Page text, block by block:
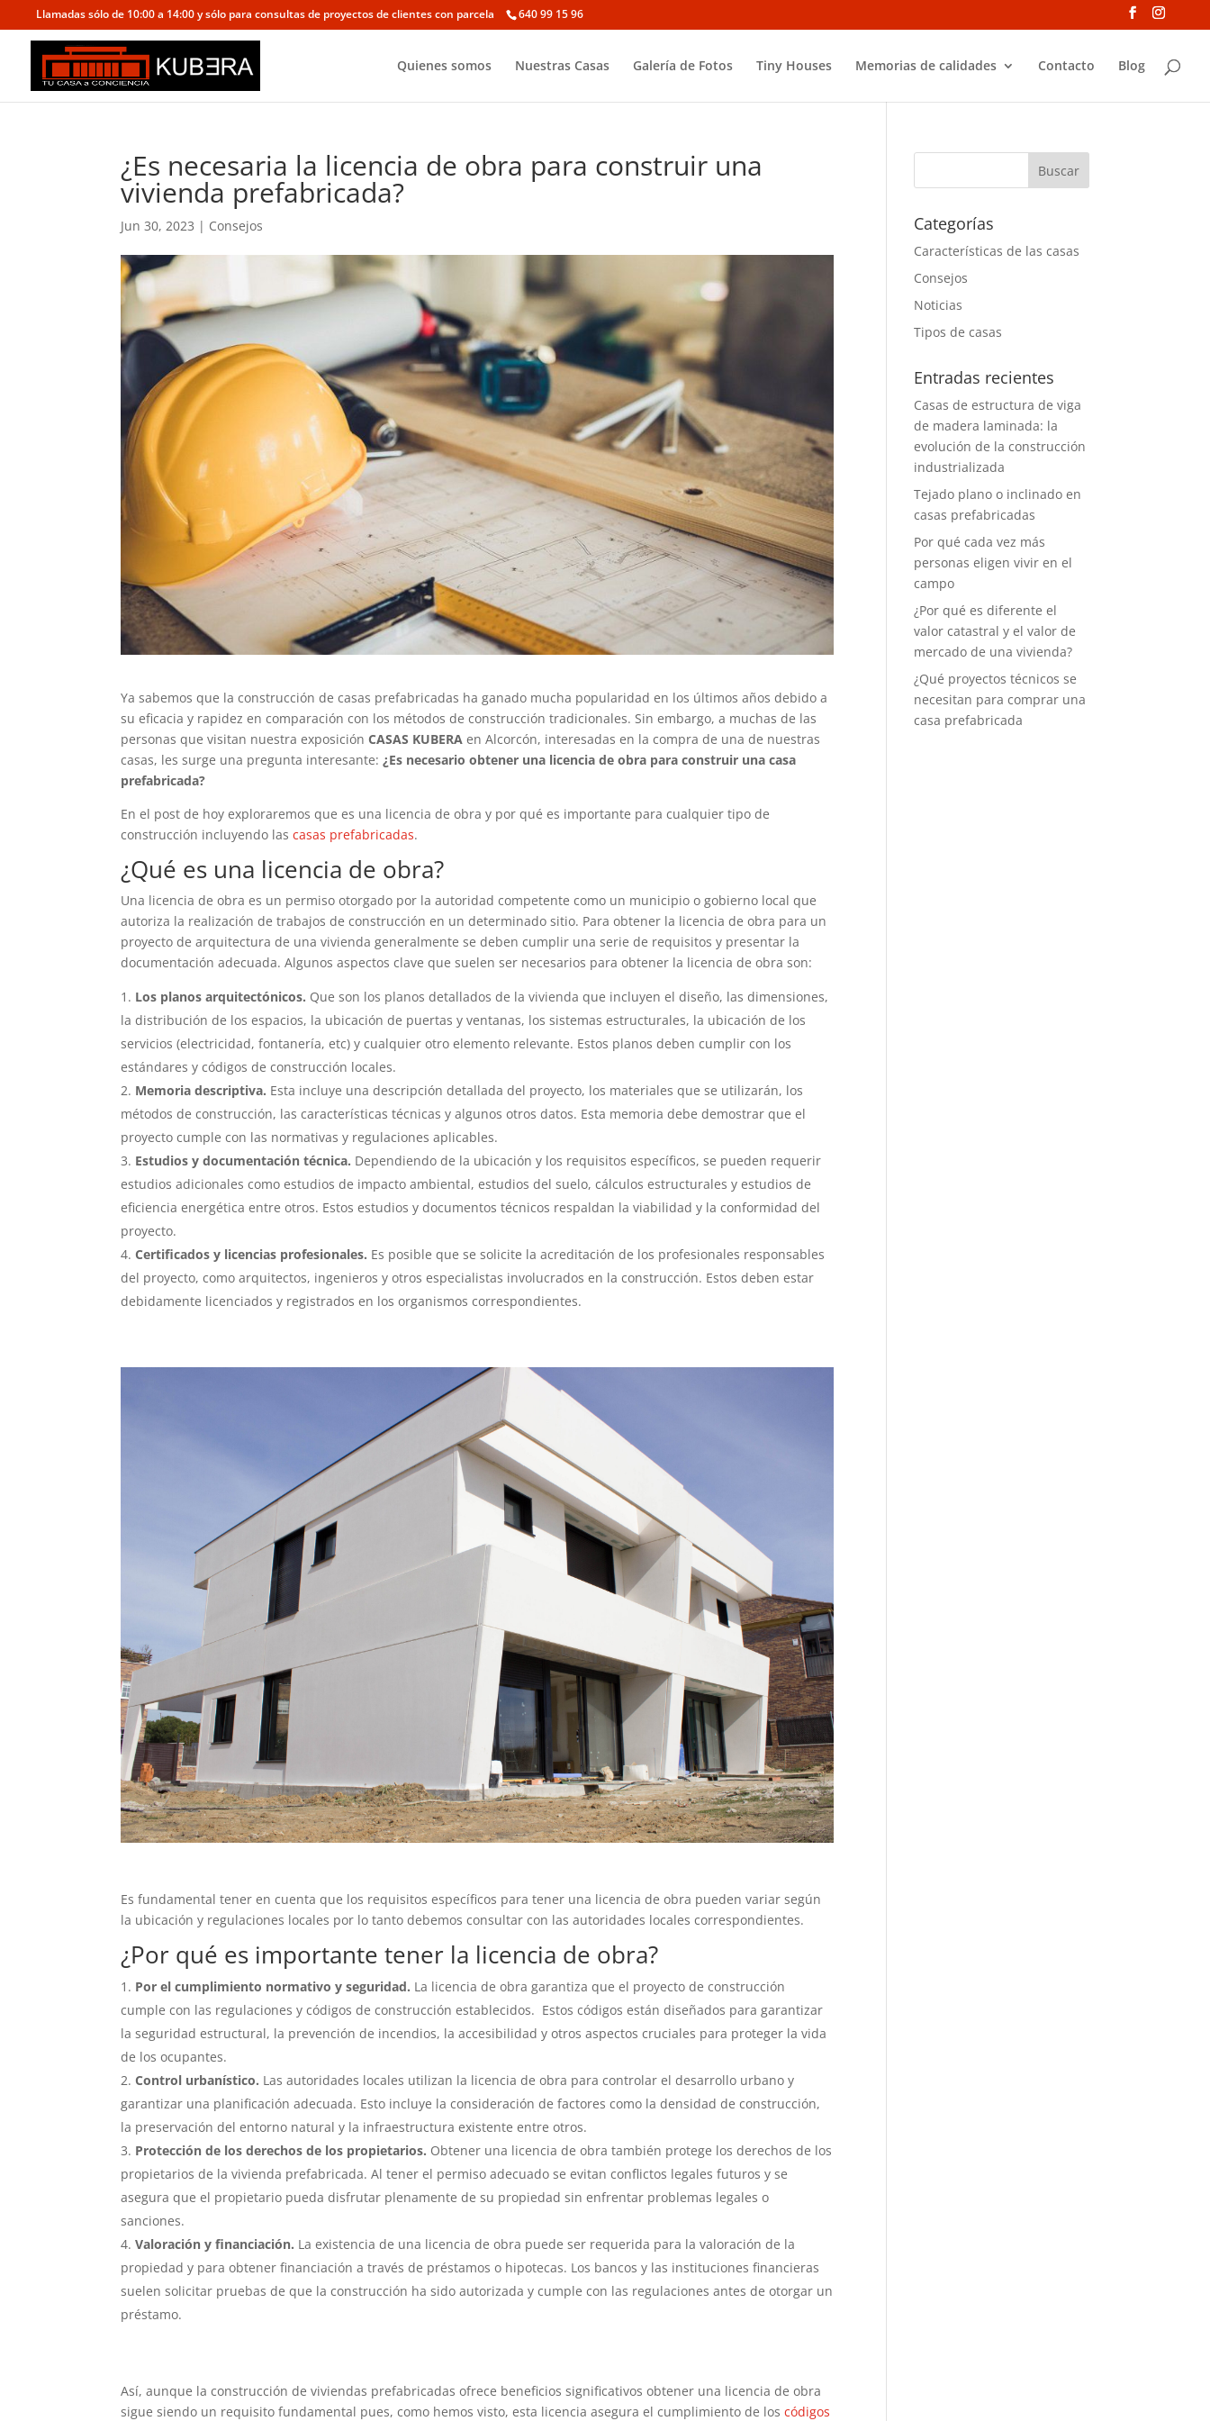
Llamadas sólo de 10:00 a 14:00 y sólo para consultas de proyectos de clientes con parcela 640 99 15 96
Quienes somos Nuestras Casas Galería de Fotos Tiny Houses Memorias de calidades Contacto Blog
¿Es necesaria la licencia de obra para construir una
vivienda prefabricada?
Jun 30, 2023 | Consejos
Ya sabemos que la construcción de casas prefabricadas ha ganado mucha popularidad en los últimos años debido a
su eficacia y rapidez en comparación con los métodos de construcción tradicionales. Sin embargo, a muchas de las
personas que visitan nuestra exposiciónCASAS KUBERA en Alcorcón, interesadas en la compra de una de nuestras
casas, les surge una pregunta interesante:¿Es necesario obtener una licencia de obra para construir una casa
prefabricada?
En el post de hoy exploraremos que es una licencia de obra y por qué es importante para cualquier tipo de
construcción incluyendo lascasas prefabricadas.
¿Qué es una licencia de obra?
Una licencia de obra es un permiso otorgado por la autoridad competente como un municipio o gobierno local que
autoriza la realización de trabajos de construcción en un determinado sitio. Para obtener la licencia de obra para un
proyecto de arquitectura de una vivienda generalmente se deben cumplir una serie de requisitos y presentar la
documentación adecuada. Algunos aspectos clave que suelen ser necesarios para obtener la licencia de obra son:
Los planos arquitectónicos. Que son los planos detallados de la vivienda que incluyen el diseño, las dimensiones,
la distribución de los espacios, la ubicación de puertas y ventanas, los sistemas estructurales, la ubicación de los
servicios (electricidad, fontanería, etc) y cualquier otro elemento relevante. Estos planos deben cumplir con los
estándares y códigos de construcción locales.
Memoria descriptiva. Esta incluye una descripción detallada del proyecto, los materiales que se utilizarán, los
métodos de construcción, las características técnicas y algunos otros datos. Esta memoria debe demostrar que el
proyecto cumple con las normativas y regulaciones aplicables.
Estudios y documentación técnica. Dependiendo de la ubicación y los requisitos específicos, se pueden requerir
estudios adicionales como estudios de impacto ambiental, estudios del suelo, cálculos estructurales y estudios de
eficiencia energética entre otros. Estos estudios y documentos técnicos respaldan la viabilidad y la conformidad del
proyecto.
Certificados y licencias profesionales. Es posible que se solicite la acreditación de los profesionales responsables
del proyecto, como arquitectos, ingenieros y otros especialistas involucrados en la construcción. Estos deben estar
debidamente licenciados y registrados en los organismos correspondientes.
Es fundamental tener en cuenta que los requisitos específicos para tener una licencia de obra pueden variar según
la ubicación y regulaciones locales por lo tanto debemos consultar con las autoridades locales correspondientes.
¿Por qué es importante tener la licencia de obra?
Por el cumplimiento normativo y seguridad. La licencia de obra garantiza que el proyecto de construcción
cumple con las regulaciones y códigos de construcción establecidos. Estos códigos están diseñados para garantizar
la seguridad estructural, la prevención de incendios, la accesibilidad y otros aspectos cruciales para proteger la vida
de los ocupantes.
Control urbanístico. Las autoridades locales utilizan la licencia de obra para controlar el desarrollo urbano y
garantizar una planificación adecuada. Esto incluye la consideración de factores como la densidad de construcción,
la preservación del entorno natural y la infraestructura existente entre otros.
Protección de los derechos de los propietarios. Obtener una licencia de obra también protege los derechos de los
propietarios de la vivienda prefabricada. Al tener el permiso adecuado se evitan conflictos legales futuros y se
asegura que el propietario pueda disfrutar plenamente de su propiedad sin enfrentar problemas legales o
sanciones.
Valoración y financiación. La existencia de una licencia de obra puede ser requerida para la valoración de la
propiedad y para obtener financiación a través de préstamos o hipotecas. Los bancos y las instituciones financieras
suelen solicitar pruebas de que la construcción ha sido autorizada y cumple con las regulaciones antes de otorgar un
préstamo.
Así, aunque la construcción de viviendas prefabricadas ofrece beneficios significativos obtener una licencia de obra
sigue siendo un requisito fundamental pues, como hemos visto, esta licencia asegura el cumplimiento de loscódigos
Categorías
Características de las casas
Consejos
Noticias
Tipos de casas
Entradas recientes
Casas de estructura de viga
de madera laminada: la
evolución de la construcción
industrializada
Tejado plano o inclinado en
casas prefabricadas
Por qué cada vez más
personas eligen vivir en el
campo
¿Por qué es diferente el
valor catastral y el valor de
mercado de una vivienda?
¿Qué proyectos técnicos se
necesitan para comprar una
casa prefabricada